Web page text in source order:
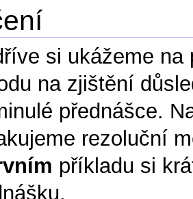
si ukážeme
na zjištění
přednášce.
rezoluční
příkladu si